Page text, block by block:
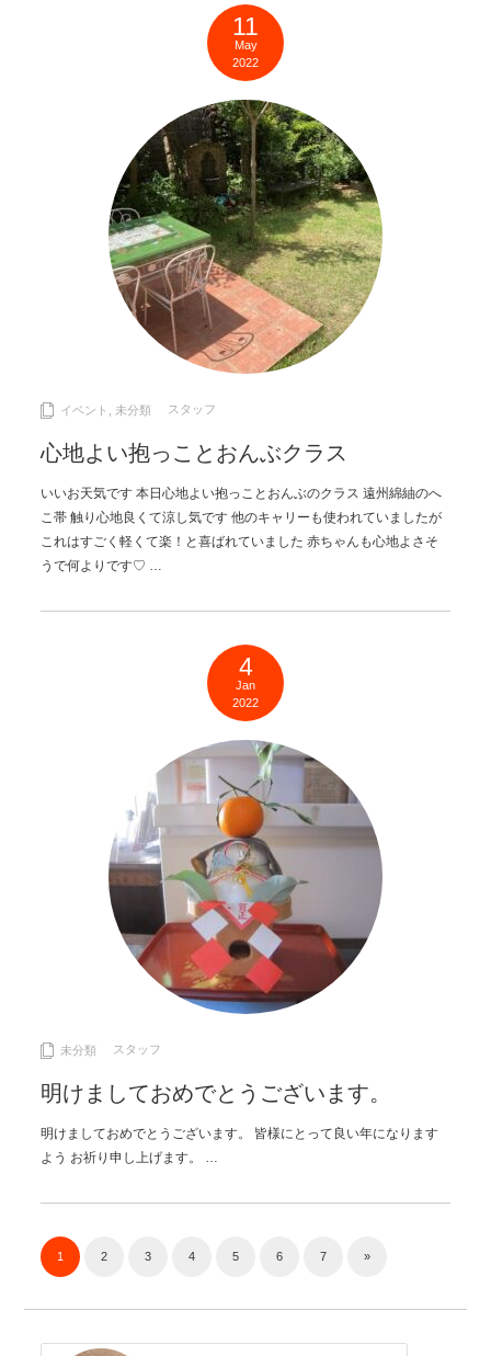
11
May
2022
イベント 未分類 スタッフ
心地よい抱っことおんぶクラス
いいお天気です 本日心地よい抱っことおんぶのクラス 遠州綿紬のへ
こ帯 触り心地良くて涼し気です 他のキャリーも使われていましたが
これはすごく軽くて楽！と喜ばれていました 赤ちゃんも心地よさそ
うで何よりです♡ …
4
Jan
2022
未分類 スタッフ
明けましておめでとうございます。
明けましておめでとうございます。 皆様にとって良い年になります
よう お祈り申し上げます。 …
1 2 3 4 5 6 7 »